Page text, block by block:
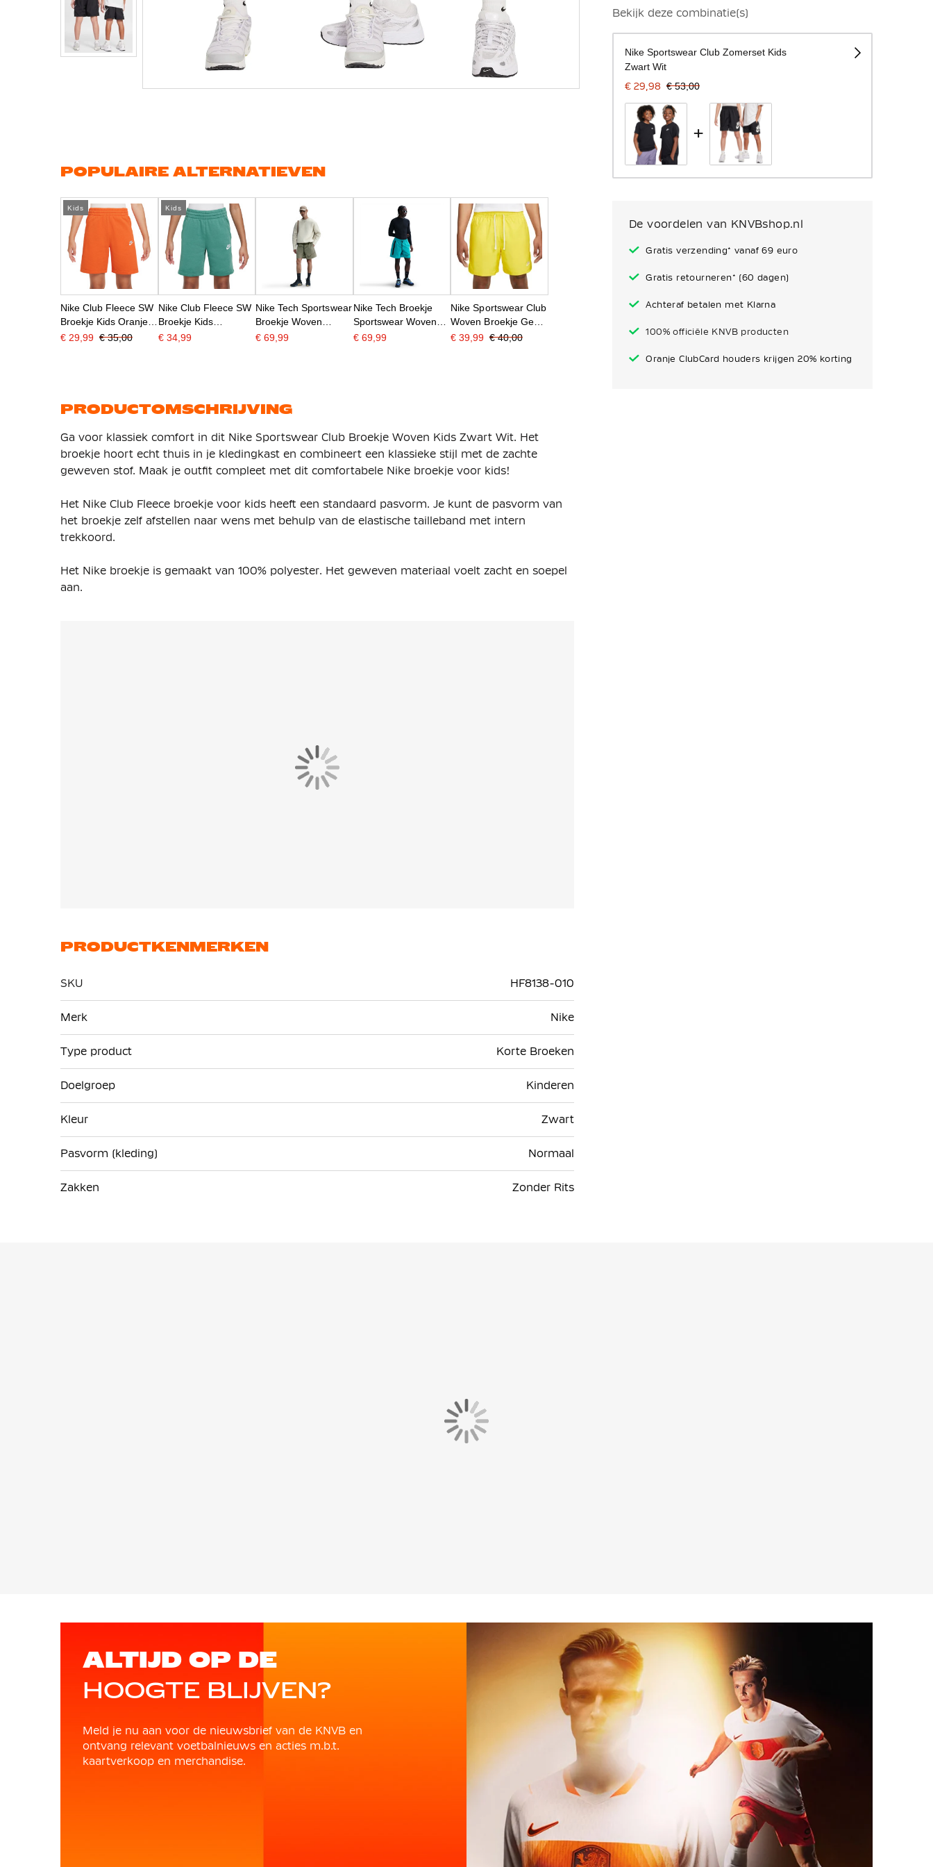
gallerij
Bekijk deze combinatie(s)
Nike Sportswear Club Zomerset Kids
Zwart Wit
€ 29,98 € 53,00
+
De voordelen van KNVBshop.nl
Gratis verzending* vanaf 69 euro
Gratis retourneren* (60 dagen)
Achteraf betalen met Klarna
100% officiële KNVB producten
Oranje ClubCard houders krijgen 20% korting
POPULAIRE ALTERNATIEVEN
Kids
Nike Club Fleece SW
Broekje Kids Oranje
Wit
€ 29,99 € 35,00
Kids
Nike Club Fleece SW
Broekje Kids
Grijsgroen Wit
€ 34,99
Nike Tech Sportswear
Broekje Woven
Grijsgroen Zwart
€ 69,99
Nike Tech Broekje
Sportswear Woven
Turquoise Zwart
€ 69,99
Nike Sportswear Club
Woven Broekje Geel
Wit
€ 39,99 € 40,00
PRODUCTOMSCHRIJVING
Ga voor klassiek comfort in dit Nike Sportswear Club Broekje Woven Kids Zwart Wit. Het
broekje hoort echt thuis in je kledingkast en combineert een klassieke stijl met de zachte
geweven stof. Maak je outfit compleet met dit comfortabele Nike broekje voor kids!
Het Nike Club Fleece broekje voor kids heeft een standaard pasvorm. Je kunt de pasvorm van
het broekje zelf afstellen naar wens met behulp van de elastische tailleband met intern
trekkoord.
Het Nike broekje is gemaakt van 100% polyester. Het geweven materiaal voelt zacht en soepel
aan.
PRODUCTKENMERKEN
SKU
HF8138-010
informatie
Merk Nike
Type product Korte Broeken
Doelgroep Kinderen
Kleur Zwart
Pasvorm (kleding) Normaal
Zakken Zonder Rits
ALTIJD OP DE
HOOGTE BLIJVEN?
Meld je nu aan voor de nieuwsbrief van de KNVB en
ontvang relevant voetbalnieuws en acties m.b.t.
kaartverkoop en merchandise.